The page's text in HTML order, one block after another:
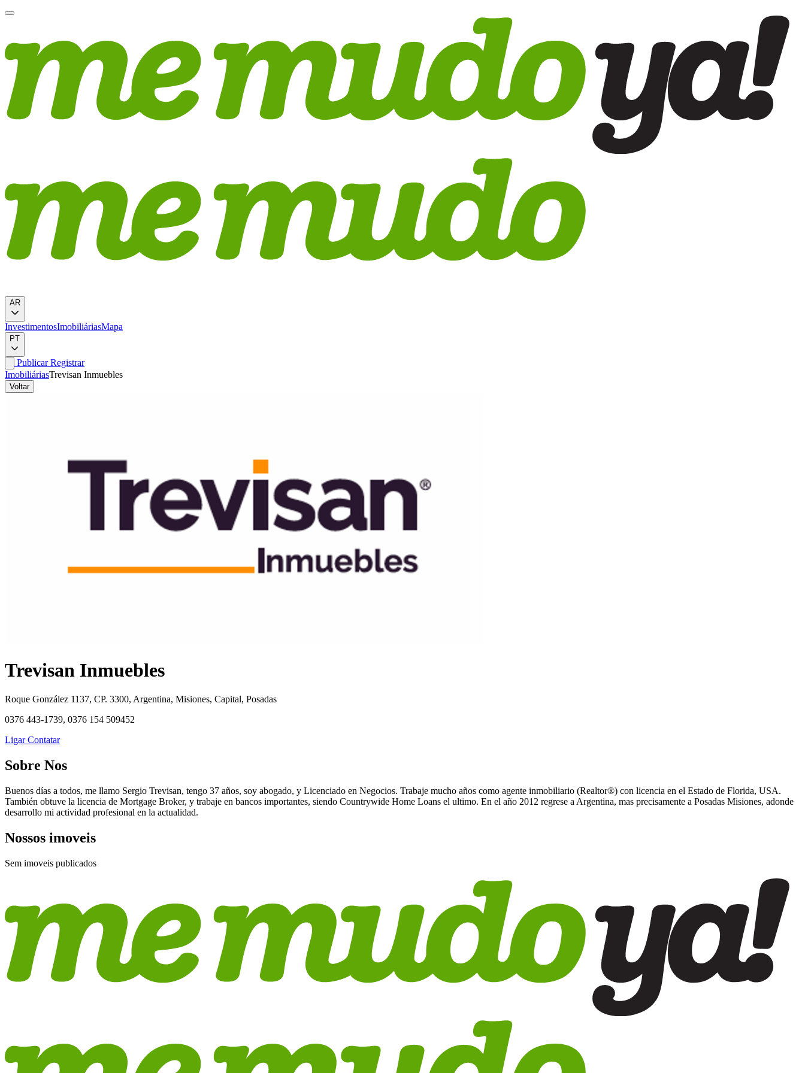
AR
InvestimentosImobiliáriasMapa
PT
PublicarRegistrar
ImobiliáriasTrevisan Inmuebles
Voltar
Trevisan Inmuebles
Roque González 1137, CP. 3300, Argentina, Misiones, Capital, Posadas
0376 443-1739, 0376 154 509452
LigarContatar
Sobre Nos
Buenos días a todos, me llamo Sergio Trevisan, tengo 37 años, soy abogado, y Licenciado en Negocios. Trabaje mucho años como agente inmobiliario (Realtor®) con licencia en el Estado de Florida, USA.
También obtuve la licencia de Mortgage Broker, y trabaje en bancos importantes, siendo Countrywide Home Loans el ultimo. En el año 2012 regrese a Argentina, mas precisamente a Posadas Misiones, adonde
desarrollo mi actividad profesional en la actualidad.
Nossos imoveis
Sem imoveis publicados